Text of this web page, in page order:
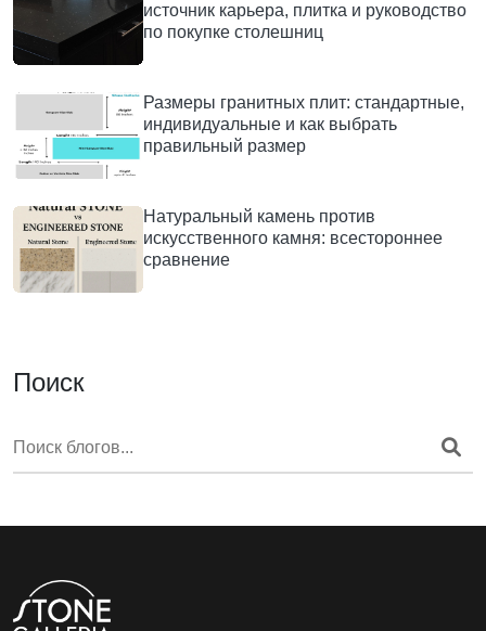
источник карьера, плитка и руководство
по покупке столешниц
Размеры гранитных плит: стандартные,
индивидуальные и как выбрать
правильный размер
Натуральный камень против
искусственного камня: всестороннее
сравнение
Поиск